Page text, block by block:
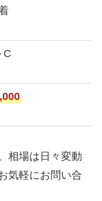
C
相場は日々変動
気軽にお問い合